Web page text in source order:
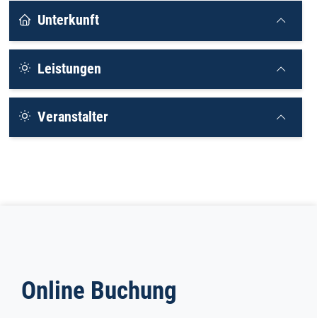
Unterkunft
Leistungen
Veranstalter
Online Buchung